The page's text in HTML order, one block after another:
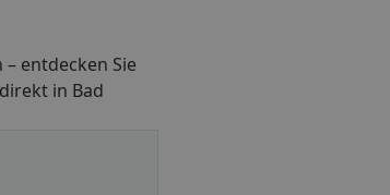
entdecken Sie
in Bad